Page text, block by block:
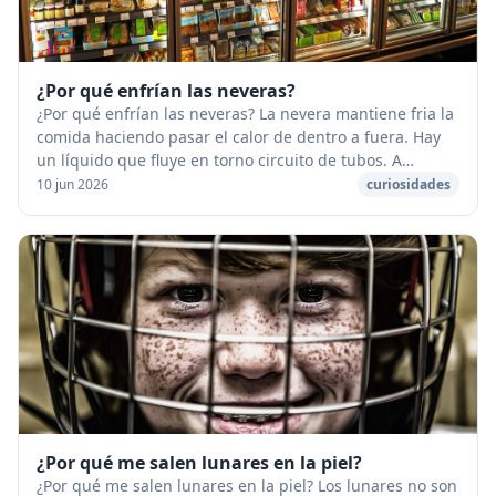
¿Por qué enfrían las neveras?
¿Por qué enfrían las neveras? La nevera mantiene fria la
comida haciendo pasar el calor de dentro a fuera. Hay
un líquido que fluye en torno circuito de tubos. A
medida que fluye el calor cambia el es...
10 jun 2026 curiosidades
¿Por qué me salen lunares en la piel?
¿Por qué me salen lunares en la piel? Los lunares no son